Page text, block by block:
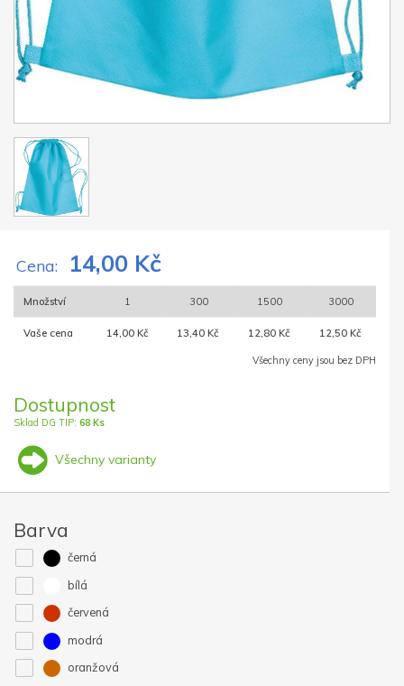
Cena: 14,00 Kč
Množství 1 300 1500 3000
Vaše cena 14,00 Kč 13,40 Kč 12,80 Kč 12,50 Kč
Všechny ceny jsou bez DPH
Dostupnost
Sklad DG TIP: 68 Ks
Všechny varianty
Barva
černá
bílá
červená
modrá
oranžová